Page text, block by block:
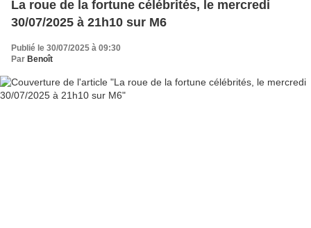
La roue de la fortune célébrités, le mercredi
30/07/2025 à 21h10 sur M6
Publié le 30/07/2025 à 09:30
Par Benoît